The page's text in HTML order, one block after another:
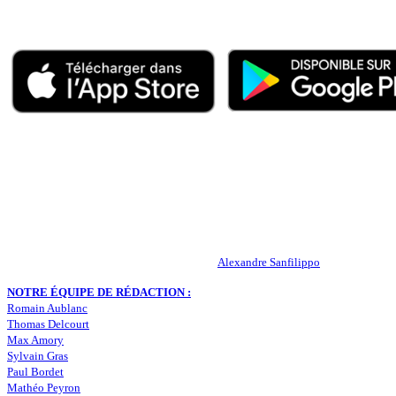
Alexandre Sanfilippo
NOTRE ÉQUIPE DE RÉDACTION :
Romain Aublanc
Thomas Delcourt
Max Amory
Sylvain Gras
Paul Bordet
Mathéo Peyron